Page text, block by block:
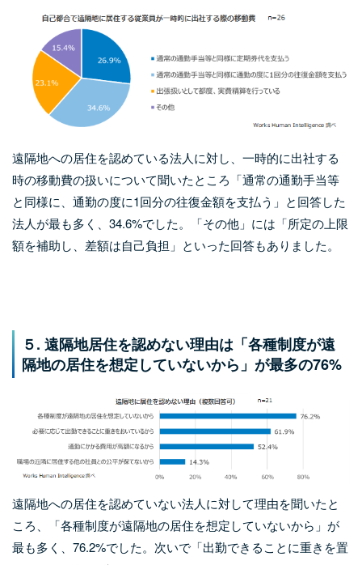
遠隔地への居住を認めている法人に対し、一時的に出社する
時の移動費の扱いについて聞いたところ「通常の通勤手当等
と同様に、通勤の度に1回分の往復金額を支払う」と回答した
法人が最も多く、34.6%でした。「その他」には「所定の上限
額を補助し、差額は自己負担」といった回答もありました。
５. 遠隔地居住を認めない理由は「各種制度が遠
隔地の居住を想定していないから」が最多の76%
遠隔地への居住を認めていない法人に対して理由を聞いたと
ころ、「各種制度が遠隔地の居住を想定していないから」が
最も多く、76.2%でした。次いで「出勤できることに重きを置